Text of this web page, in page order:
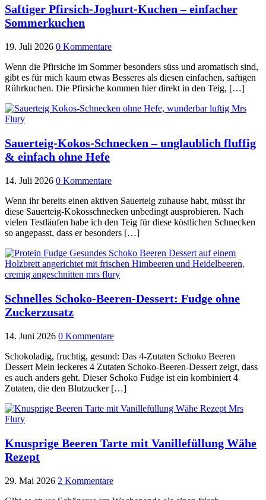
Saftiger Pfirsich-Joghurt-Kuchen – einfacher
Sommerkuchen
19. Juli 2026 0 Kommentare
Wenn die Pfirsiche im Sommer besonders süss und aromatisch sind,
gibt es für mich kaum etwas Besseres als diesen einfachen, saftigen
Rührkuchen. Die Pfirsiche kommen hier direkt in den Teig, […]
Sauerteig-Kokos-Schnecken – unglaublich fluffig
& einfach ohne Hefe
14. Juli 2026 0 Kommentare
Wenn ihr bereits einen aktiven Sauerteig zuhause habt, müsst ihr
diese Sauerteig-Kokosschnecken unbedingt ausprobieren. Nach
vielen Testläufen habe ich den Teig für diese köstlichen Schnecken
so angepasst, dass er besonders […]
Schnelles Schoko-Beeren-Dessert: Fudge ohne
Zuckerzusatz
14. Juni 2026 0 Kommentare
Schokoladig, fruchtig, gesund: Das 4-Zutaten Schoko Beeren
Dessert Mein leckeres 4 Zutaten Schoko-Beeren-Dessert zeigt, dass
es auch anders geht. Dieser Schoko Fudge ist ein kombiniert 4
Zutaten, die den Blutzucker […]
Knusprige Beeren Tarte mit Vanillefüllung Wähe
Rezept
29. Mai 2026 2 Kommentare